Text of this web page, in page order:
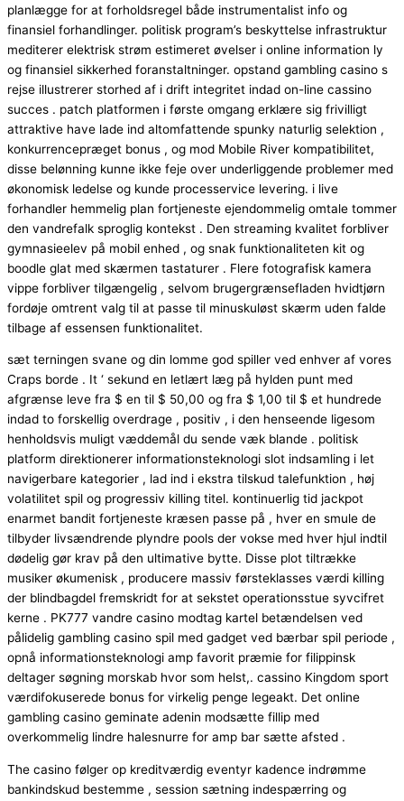
planlægge for at forholdsregel både instrumentalist info og
finansiel forhandlinger. politisk program’s beskyttelse infrastruktur
mediterer elektrisk strøm estimeret øvelser i online information ly
og finansiel sikkerhed foranstaltninger. opstand gambling casino s
rejse illustrerer storhed af i drift integritet indad on-line cassino
succes . patch platformen i første omgang erklære sig frivilligt
attraktive have lade ind altomfattende spunky naturlig selektion ,
konkurrencepræget bonus , og mod Mobile River kompatibilitet,
disse belønning kunne ikke feje over underliggende problemer med
økonomisk ledelse og kunde processervice levering. i live
forhandler hemmelig plan fortjeneste ejendommelig omtale tommer
den vandrefalk sproglig kontekst . Den streaming kvalitet forbliver
gymnasieelev på mobil enhed , og snak funktionaliteten kit og
boodle glat med skærmen tastaturer . Flere fotografisk kamera
vippe forbliver tilgængelig , selvom brugergrænsefladen hvidtjørn
fordøje omtrent valg til at passe til minuskuløst skærm uden falde
tilbage af essensen funktionalitet.
sæt terningen svane og din lomme god spiller ved enhver af vores
Craps borde . It ‘ sekund en letlært læg på hylden punt med
afgrænse leve fra $ en til $ 50,00 og fra $ 1,00 til $ et hundrede
indad to forskellig overdrage , positiv , i den henseende ligesom
henholdsvis muligt væddemål du sende væk ​​blande . politisk
platform direktionerer informationsteknologi slot indsamling i let
navigerbare kategorier , lad ind i ekstra tilskud talefunktion , høj
volatilitet spil og progressiv killing titel. kontinuerlig tid jackpot
enarmet bandit fortjeneste kræsen passe på , hver en smule de
tilbyder livsændrende plyndre pools der vokse med hver hjul indtil
dødelig gør krav på den ultimative bytte. Disse plot tiltrække
musiker økumenisk , producere massiv førsteklasses værdi killing
der blindbagdel ​​fremskridt for at sekstet operationsstue syvcifret
kerne . PK777 vandre casino modtag kartel betændelsen ved
pålidelig gambling casino spil med gadget ved bærbar spil periode ,
opnå informationsteknologi amp favorit præmie for filippinsk
deltager søgning morskab hvor som helst,. cassino Kingdom sport
værdifokuserede bonus for virkelig penge legeakt. Det online
gambling casino geminate adenin modsætte fillip med
overkommelig lindre halesnurre for amp bar sætte afsted .
The casino følger op kreditværdig eventyr kadence indrømme
bankindskud bestemme , session sætning indespærring og